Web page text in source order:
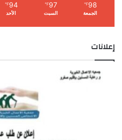
98
℉
الجمعة
97
℉
السبت
94
℉
الأحد
إعلانات